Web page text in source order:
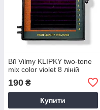
Вії Vilmy KLIPKY two-tone
mix color violet 8 ліній
190 ₴
Купити